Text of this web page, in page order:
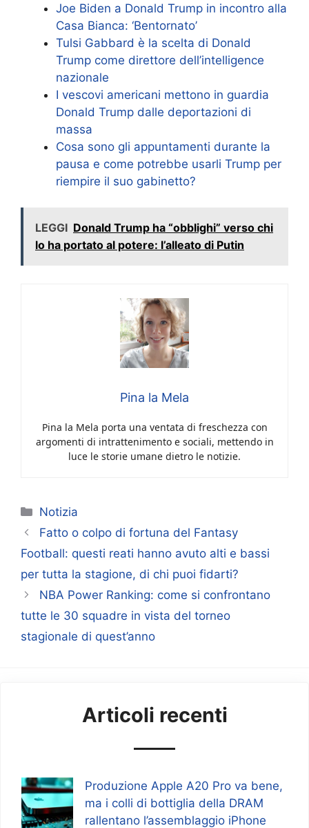
Joe Biden a Donald Trump in incontro alla
Casa Bianca: ‘Bentornato’
Tulsi Gabbard è la scelta di Donald
Trump come direttore dell’intelligence
nazionale
I vescovi americani mettono in guardia
Donald Trump dalle deportazioni di
massa
Cosa sono gli appuntamenti durante la
pausa e come potrebbe usarli Trump per
riempire il suo gabinetto?
LEGGI Donald Trump ha “obblighi” verso chi
lo ha portato al potere: l’alleato di Putin
Pina la Mela
Pina la Mela porta una ventata di freschezza con
argomenti di intrattenimento e sociali, mettendo in
luce le storie umane dietro le notizie.
Categorie
Notizia
Fatto o colpo di fortuna del Fantasy
Football: questi reati hanno avuto alti e bassi
per tutta la stagione, di chi puoi fidarti?
NBA Power Ranking: come si confrontano
tutte le 30 squadre in vista del torneo
stagionale di quest’anno
Articoli recenti
Produzione Apple A20 Pro va bene,
ma i colli di bottiglia della DRAM
rallentano l’assemblaggio iPhone